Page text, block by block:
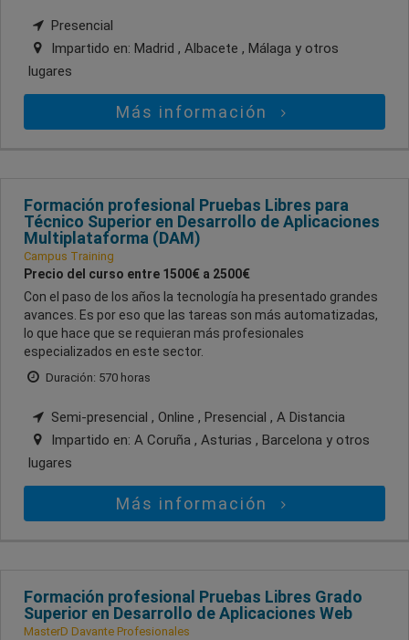
Presencial
Impartido en: Madrid , Albacete , Málaga y otros
lugares
Más información
Formación profesional Pruebas Libres para
Técnico Superior en Desarrollo de Aplicaciones
Multiplataforma (DAM)
Campus Training
Precio del curso entre 1500€ a 2500€
Con el paso de los años la tecnología ha presentado grandes
avances. Es por eso que las tareas son más automatizadas,
lo que hace que se requieran más profesionales
especializados en este sector.
Duración: 570 horas
Semi-presencial , Online , Presencial , A Distancia
Impartido en: A Coruña , Asturias , Barcelona y otros
lugares
Más información
Formación profesional Pruebas Libres Grado
Superior en Desarrollo de Aplicaciones Web
MasterD Davante Profesionales